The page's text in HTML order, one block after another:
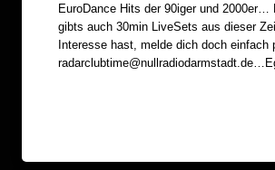
EuroDance Hits der 90iger und 2000er…
gibts auch 30min LiveSets aus dieser
Interesse hast, melde dich doch einfach